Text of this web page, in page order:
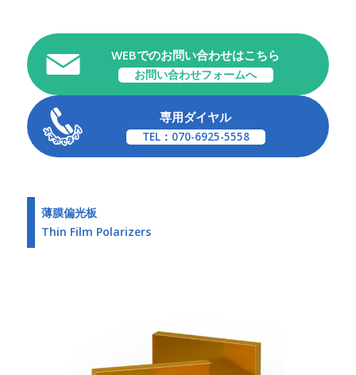
WEBでのお問い合わせはこちら
お問い合わせフォームへ
専用ダイヤル
TEL：070-6925-5558
薄膜偏光板
Thin Film Polarizers